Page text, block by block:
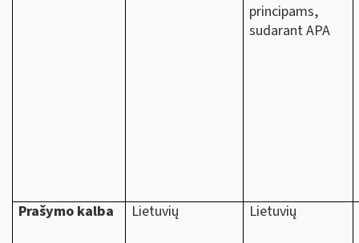
principams,
sudarant APA
Prašymo kalba Lietuvių Lietuvių